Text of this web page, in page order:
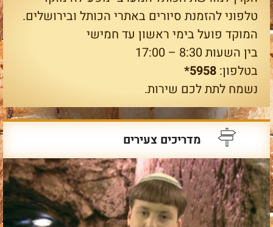
טלפוני להזמנת סיורים באתרי הכותל ובירושלים.
המוקד פועל בימי ראשון עד חמישי
בין השעות 8:30 – 17:00
בטלפון: 5958*
נשמח לתת לכם שירות.
מדריכים צעירים